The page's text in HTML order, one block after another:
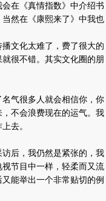
在《真情指数》中介绍书
然在《康熙来了》中我也
文化太难了，费了很大的
很不错。其实文化圈的朋
气很多人就会相信你，你
不会浪费现在的运气。我
去。
后，我仍然是紧张的，我
节目中一样，轻柔而又流
能举出一个非常贴切的例